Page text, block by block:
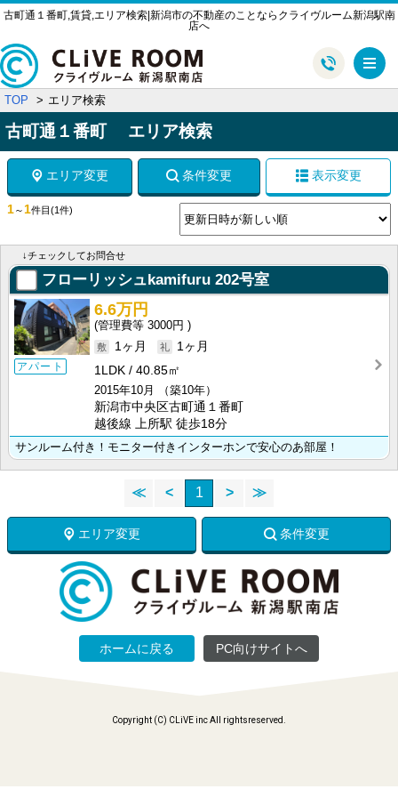
古町通１番町,賃貸,エリア検索|新潟市の不動産のことならクライヴルーム新潟駅南
店へ
TOP エリア検索
古町通１番町 エリア検索
エリア変更 条件変更 表示変更
1～1件目 (1件)
↓チェックしてお問合せ
フローリッシュkamifuru 202号室
アパート
6.6万円
3000円
1ヶ月
1ヶ月
1LDK
40.85㎡
2015年10月
（築10年）
新潟市中央区古町通１番町
越後線 上所駅 徒歩18分
サンルーム付き！モニター付きインターホンで安心のあ部屋！
≪ < 1 > ≫
エリア変更 条件変更
ホームに戻る PC向けサイトへ
Copyright (C) CLiVE inc All rightsreserved.